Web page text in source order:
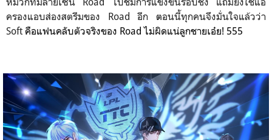
ครองแอบส่องสตรีมของ Road อีก ตอนนี้ทุกคนจึงมั่นใจแล้วว่า
Soft คือแฟนคลับตัวจริงของ Road ไม่ผิดแน่ลูกชายเอ๋ย! 555